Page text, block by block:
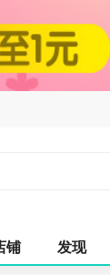
铺 发现